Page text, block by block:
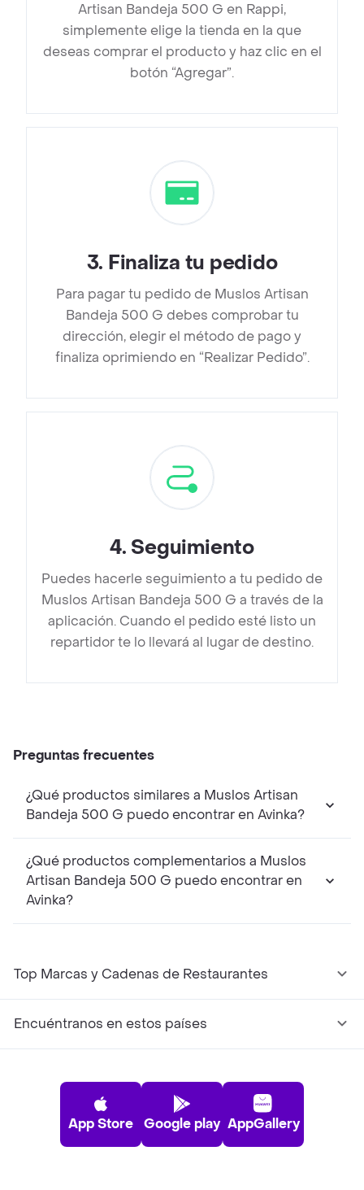
Artisan Bandeja 500 G en Rappi,
simplemente elige la tienda en la que
deseas comprar el producto y haz clic en el
botón “Agregar”.
3. Finaliza tu pedido
Para pagar tu pedido de Muslos Artisan
Bandeja 500 G debes comprobar tu
dirección, elegir el método de pago y
finaliza oprimiendo en “Realizar Pedido”.
4. Seguimiento
Puedes hacerle seguimiento a tu pedido de
Muslos Artisan Bandeja 500 G a través de la
aplicación. Cuando el pedido esté listo un
repartidor te lo llevará al lugar de destino.
Preguntas frecuentes
¿Qué productos similares a Muslos Artisan
Bandeja 500 G puedo encontrar en Avinka?
¿Qué productos complementarios a Muslos
Artisan Bandeja 500 G puedo encontrar en
Avinka?
Top Marcas y Cadenas de Restaurantes
Encuéntranos en estos países
App Store Google play AppGallery